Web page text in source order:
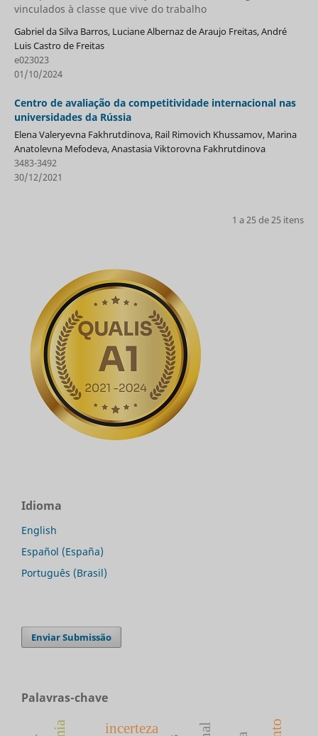
vinculados à classe que vive do trabalho
Gabriel da Silva Barros, Luciane Albernaz de Araujo Freitas, André
Luis Castro de Freitas
e023023
01/10/2024
Centro de avaliação da competitividade internacional nas
universidades da Rússia
Elena Valeryevna Fakhrutdinova, Rail Rimovich Khussamov, Marina
Anatolevna Mefodeva, Anastasia Viktorovna Fakhrutdinova
3483-3492
30/12/2021
1 a 25 de 25 itens
Idioma
English
Español (España)
Português (Brasil)
Enviar Submissão
Palavras-chave
incerteza